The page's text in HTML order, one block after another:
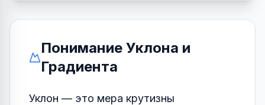
Понимание Уклона и
Градиента
Уклон — это мера крутизны